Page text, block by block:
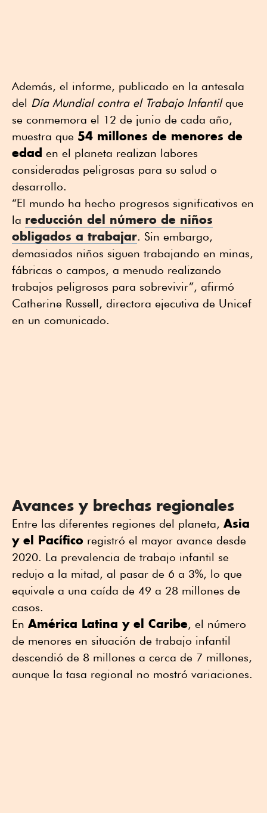
Además, el informe, publicado en la antesala
del Día Mundial contra el Trabajo Infantilque
se conmemora el 12 de junio de cada año,
muestra que 54 millones de menores de
edad en el planeta realizan labores
consideradas peligrosas para su salud o
desarrollo.
“El mundo ha hecho progresos significativos en
la reducción del número de niños
obligados a trabajar. Sin embargo,
demasiados niños siguen trabajando en minas,
fábricas o campos, a menudo realizando
trabajos peligrosos para sobrevivir”, afirmó
Catherine Russell, directora ejecutiva de Unicef
en un comunicado.
Avances y brechas regionales
Entre las diferentes regiones del planeta, Asia
y el Pacífico registró el mayor avance desde
2020. La prevalencia de trabajo infantil se
redujo a la mitad, al pasar de 6 a 3%, lo que
equivale a una caída de 49 a 28 millones de
casos.
En América Latina y el Caribe, el número
de menores en situación de trabajo infantil
descendió de 8 millones a cerca de 7 millones,
aunque la tasa regional no mostró variaciones.